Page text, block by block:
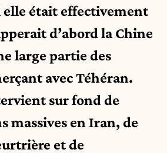
elle était effectivement
d’abord la Chine
large partie des
avec Téhéran.
sur fond de
massives en Iran, de
et de